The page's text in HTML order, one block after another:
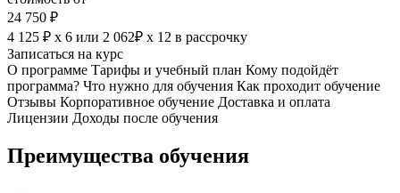
24 750 ₽
4 125 ₽ х 6 или 2 062₽ х 12 в рассрочку
Записаться на курс
О программе Тарифы и учебный план Кому подойдёт
программа? Что нужно для обучения Как проходит обучение
Отзывы Корпоративное обучение Доставка и оплата
Лицензии Доходы после обучения
Преимущества обучения